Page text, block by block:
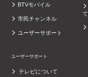
BTVモバイル
市民チャンネル
ユーザーサポート
て
ユーザーサポート
テレビについて